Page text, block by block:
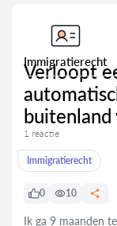
Immigratierecht
Verloopt
buitenland
1 reactie
Immigratierecht
0 10
Ik ga 9 maanden